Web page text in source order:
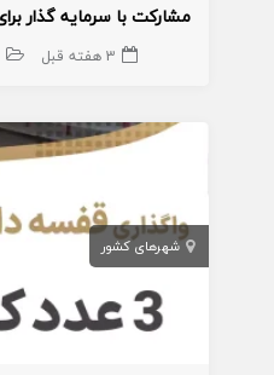
3 هفته قبل
شهرهای کشور